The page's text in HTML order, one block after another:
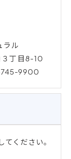
ラル
丁目8-10
745-9900
ください。